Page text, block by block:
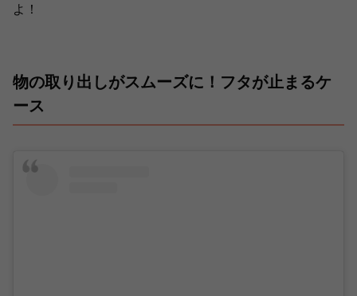
よ！
物の取り出しがスムーズに！フタが止まるケ
ース